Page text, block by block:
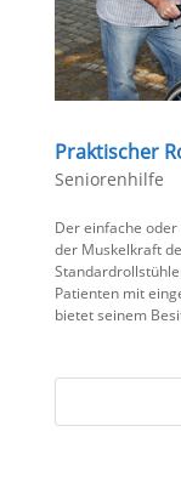
Praktischer
Seniorenhilfe
Der einfache
der Muskelkraft
Patienten mit
bietet seinem